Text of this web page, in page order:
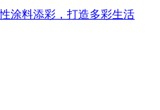
涂料添彩，打造多彩生活